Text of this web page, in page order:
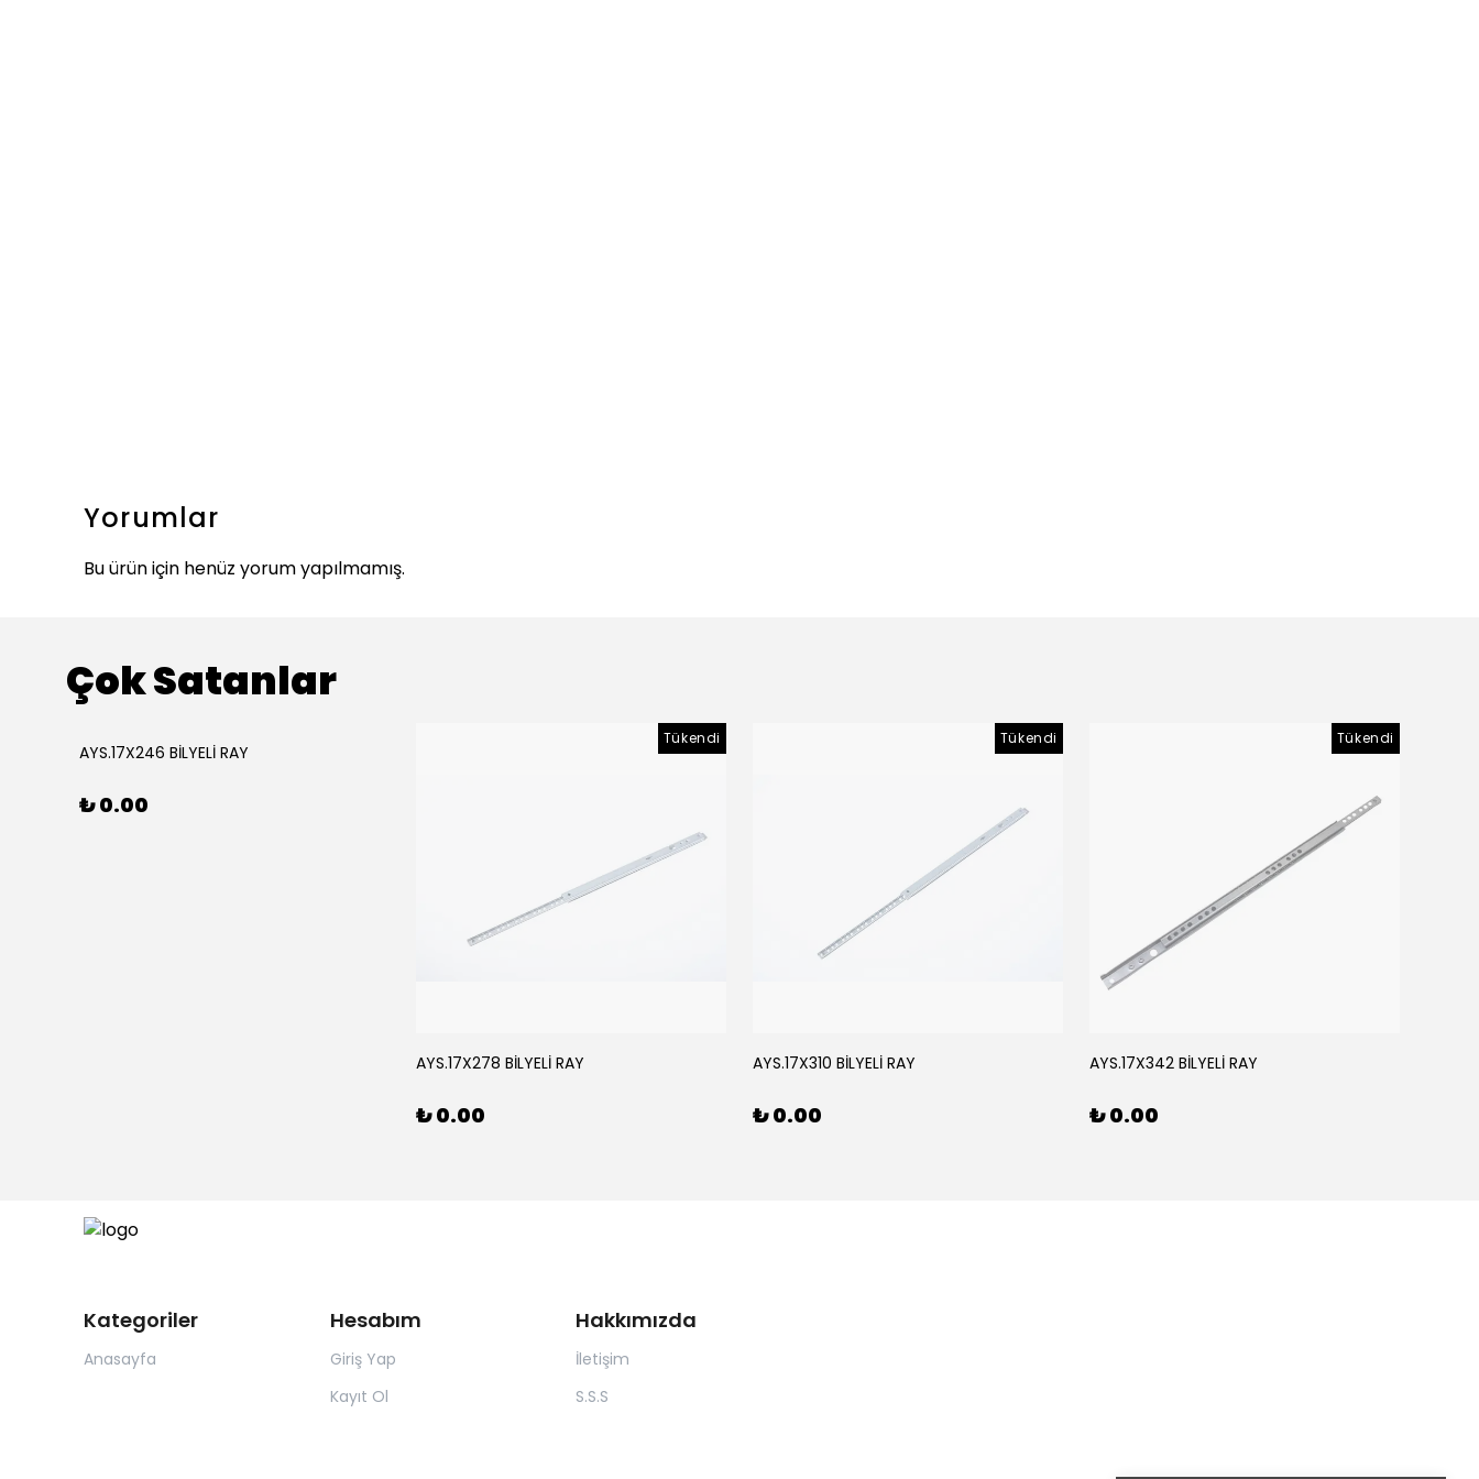
Yorumlar
Bu ürün için henüz yorum yapılmamış.
Çok Satanlar
AYS.17X246 BİLYELİ RAY
₺ 0.00
Tükendi
AYS.17X278 BİLYELİ RAY
₺ 0.00
Tükendi
AYS.17X310 BİLYELİ RAY
₺ 0.00
Tükendi
AYS.17X342 BİLYELİ RAY
₺ 0.00
Kategoriler
Anasayfa
Hesabım
Giriş Yap
Kayıt Ol
Hakkımızda
İletişim
S.S.S